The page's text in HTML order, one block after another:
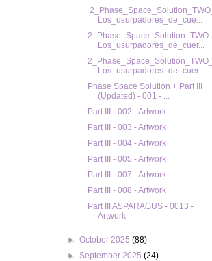
2_Phase_Space_Solution_TWO_
Los_usurpadores_de_cue...
2_Phase_Space_Solution_TWO_
Los_usurpadores_de_cuer...
2_Phase_Space_Solution_TWO_
Los_usurpadores_de_cuer...
Phase Space Solution + Part III
(Updated) - 001 - ...
Part III - 002 - Artwork
Part III - 003 - Artwork
Part III - 004 - Artwork
Part III - 005 - Artwork
Part III - 007 - Artwork
Part III - 008 - Artwork
Part III ASPARAGUS - 0013 -
Artwork
►October 2025(88)
► September 2025(24)